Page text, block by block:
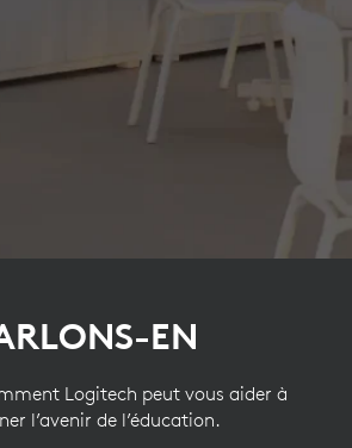
EN
Logitech peut vous aider à
l’avenir de l’éducation.